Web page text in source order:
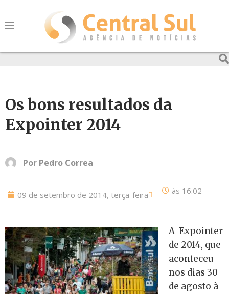
Os bons resultados da
Expointer 2014
Por Pedro Correa
09 de setembro de 2014, terça-feira às 16:02
A Expointer
de 2014, que
aconteceu
nos dias 30
de agosto à